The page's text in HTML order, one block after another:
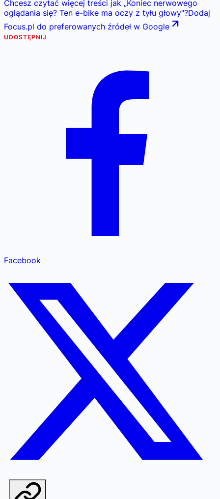
Chcesz czytać więcej treści jak „Koniec nerwowego
oglądania się? Ten e-bike ma oczy z tyłu głowy"?Dodaj
Focus.pl do preferowanych źródeł w Google
UDOSTĘPNIJ
Facebook